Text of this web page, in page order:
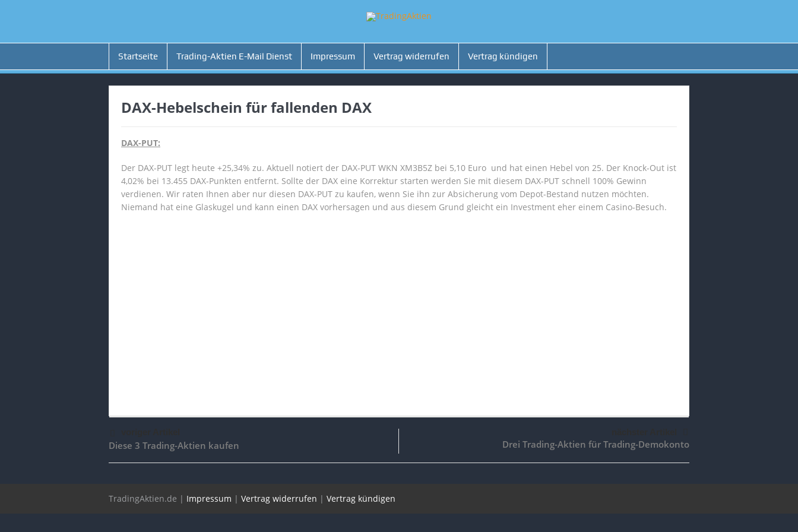
Startseite Trading-Aktien E-Mail Dienst Impressum Vertrag widerrufen Vertrag kündigen
DAX-Hebelschein für fallenden DAX
DAX-PUT:
Der DAX-PUT legt heute +25,34% zu. Aktuell notiert der DAX-PUT WKN XM3B5Z bei 5,10 Euro und hat einen Hebel von 25. Der Knock-Out ist
4,02% bei 13.455 DAX-Punkten entfernt. Sollte der DAX eine Korrektur starten werden Sie mit diesem DAX-PUT schnell 100% Gewinn
verdienen. Wir raten Ihnen aber nur diesen DAX-PUT zu kaufen, wenn Sie ihn zur Absicherung vom Depot-Bestand nutzen möchten.
Niemand hat eine Glaskugel und kann einen DAX vorhersagen und aus diesem Grund gleicht ein Investment eher einem Casino-Besuch.
Diese 3 Trading-Aktien kaufen Drei Trading-Aktien für Trading-Demokonto
TradingAktien.de | Impressum | Vertrag widerrufen | Vertrag kündigen